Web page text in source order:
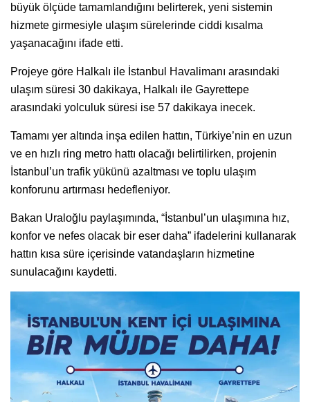
büyük ölçüde tamamlandığını belirterek, yeni sistemin
hizmete girmesiyle ulaşım sürelerinde ciddi kısalma
yaşanacağını ifade etti.
Projeye göre Halkalı ile İstanbul Havalimanı arasındaki
ulaşım süresi 30 dakikaya, Halkalı ile Gayrettepe
arasındaki yolculuk süresi ise 57 dakikaya inecek.
Tamamı yer altında inşa edilen hattın, Türkiye’nin en uzun
ve en hızlı ring metro hattı olacağı belirtilirken, projenin
İstanbul’un trafik yükünü azaltması ve toplu ulaşım
konforunu artırması hedefleniyor.
Bakan Uraloğlu paylaşımında, “İstanbul’un ulaşımına hız,
konfor ve nefes olacak bir eser daha” ifadelerini kullanarak
hattın kısa süre içerisinde vatandaşların hizmetine
sunulacağını kaydetti.